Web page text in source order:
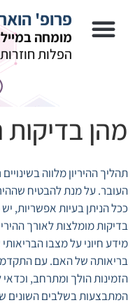
פרופ'
מומחה
הפלות חוזרות
מהן בדיקות
תהליך ההיריון מלווה
העובר. על מנת להבטיח
ככל הניתן בעיות אפשריות,
בדיקות מומלצות לאורך
מידע חיוני על מצבו
בריאותה של האם. עם
הזמינות הולך ומתרחב,
המתבצעות בשלבים השונים